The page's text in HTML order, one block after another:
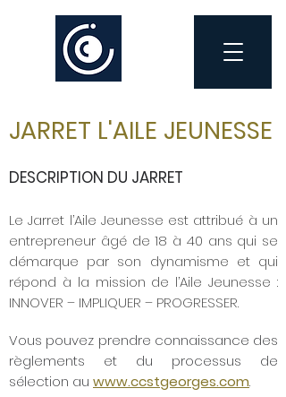
JARRET L'AILE JEUNESSE
DESCRIPTION DU JARRET
Le Jarret l’Aile Jeunesse est attribué à un
entrepreneur âgé de 18 à 40 ans qui se
démarque par son dynamisme et qui
répond à la mission de l’Aile Jeunesse :
INNOVER – IMPLIQUER – PROGRESSER.
Vous pouvez prendre connaissance des
règlements et du processus de
sélection au www.ccstgeorges.com.